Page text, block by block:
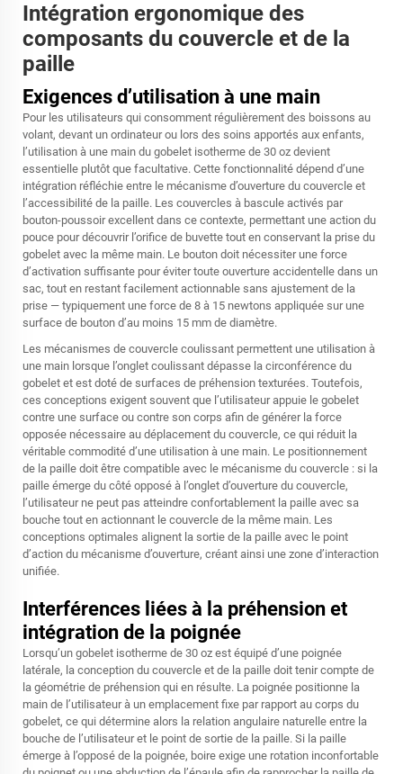
Intégration ergonomique des
composants du couvercle et de la
paille
Exigences d’utilisation à une main
Pour les utilisateurs qui consomment régulièrement des boissons au
volant, devant un ordinateur ou lors des soins apportés aux enfants,
l’utilisation à une main du gobelet isotherme de 30 oz devient
essentielle plutôt que facultative. Cette fonctionnalité dépend d’une
intégration réfléchie entre le mécanisme d’ouverture du couvercle et
l’accessibilité de la paille. Les couvercles à bascule activés par
bouton-poussoir excellent dans ce contexte, permettant une action du
pouce pour découvrir l’orifice de buvette tout en conservant la prise du
gobelet avec la même main. Le bouton doit nécessiter une force
d’activation suffisante pour éviter toute ouverture accidentelle dans un
sac, tout en restant facilement actionnable sans ajustement de la
prise — typiquement une force de 8 à 15 newtons appliquée sur une
surface de bouton d’au moins 15 mm de diamètre.
Les mécanismes de couvercle coulissant permettent une utilisation à
une main lorsque l’onglet coulissant dépasse la circonférence du
gobelet et est doté de surfaces de préhension texturées. Toutefois,
ces conceptions exigent souvent que l’utilisateur appuie le gobelet
contre une surface ou contre son corps afin de générer la force
opposée nécessaire au déplacement du couvercle, ce qui réduit la
véritable commodité d’une utilisation à une main. Le positionnement
de la paille doit être compatible avec le mécanisme du couvercle : si la
paille émerge du côté opposé à l’onglet d’ouverture du couvercle,
l’utilisateur ne peut pas atteindre confortablement la paille avec sa
bouche tout en actionnant le couvercle de la même main. Les
conceptions optimales alignent la sortie de la paille avec le point
d’action du mécanisme d’ouverture, créant ainsi une zone d’interaction
unifiée.
Interférences liées à la préhension et
intégration de la poignée
Lorsqu’un gobelet isotherme de 30 oz est équipé d’une poignée
latérale, la conception du couvercle et de la paille doit tenir compte de
la géométrie de préhension qui en résulte. La poignée positionne la
main de l’utilisateur à un emplacement fixe par rapport au corps du
gobelet, ce qui détermine alors la relation angulaire naturelle entre la
bouche de l’utilisateur et le point de sortie de la paille. Si la paille
émerge à l’opposé de la poignée, boire exige une rotation inconfortable